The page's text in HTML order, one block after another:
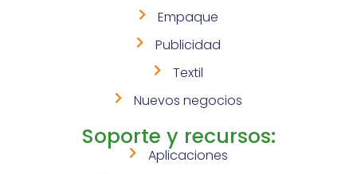
Empaque
Publicidad
Textil
Nuevos negocios
Soporte y recursos:
Aplicaciones